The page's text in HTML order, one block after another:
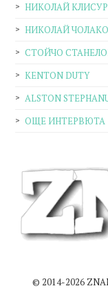
НИКОЛАЙ
НИКОЛАЙ
СТОЙЧО
KENTON DUTY
ALSTON
ОЩЕ ИНТЕРВЮТА
© 2014-2026